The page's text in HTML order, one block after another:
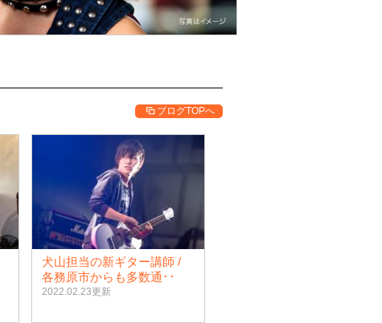
ブログTOPへ
犬山担当の新ギター講師 /
各務原市からも多数通･･
2022.02.23更新